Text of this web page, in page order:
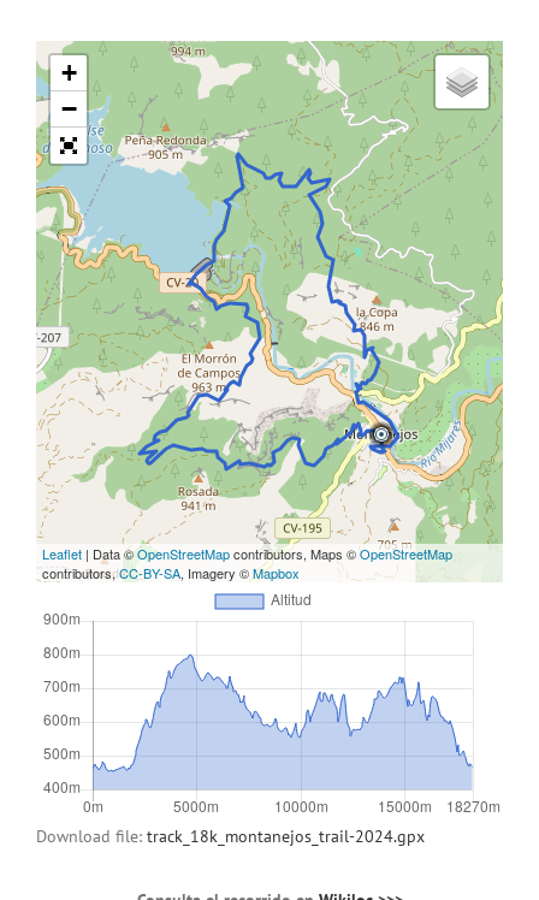
+
−
Leaflet | Data ©OpenStreetMapcontributors, Maps ©OpenStreetMap
contributors,CC-BY-SA, Imagery ©Mapbox
Download file: track_18k_montanejos_trail-2024.gpx